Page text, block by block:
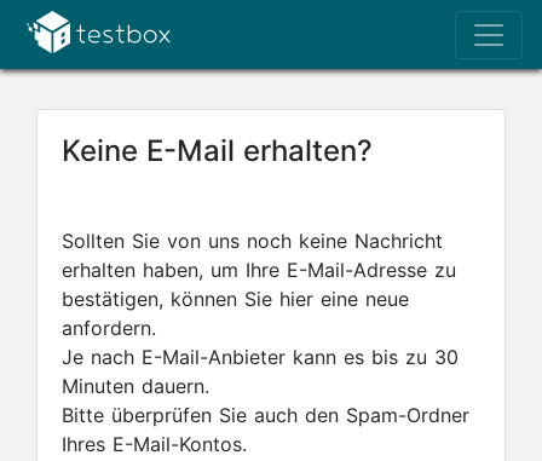
Keine E-Mail erhalten?
Sollten Sie von uns noch keine Nachricht
erhalten haben, um Ihre E-Mail-Adresse zu
bestätigen, können Sie hier eine neue
anfordern.
Je nach E-Mail-Anbieter kann es bis zu 30
Minuten dauern.
Bitte überprüfen Sie auch den Spam-Ordner
Ihres E-Mail-Kontos.